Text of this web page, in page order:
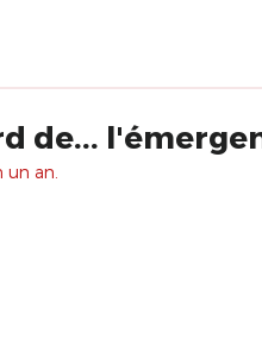
de...
un an.